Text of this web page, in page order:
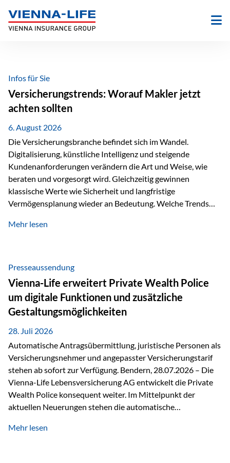
Inhalt
springen
Infos für Sie
Versicherungstrends: Worauf Makler jetzt
achten sollten
6. August 2026
Die Versicherungsbranche befindet sich im Wandel.
Digitalisierung, künstliche Intelligenz und steigende
Kundenanforderungen verändern die Art und Weise, wie
beraten und vorgesorgt wird. Gleichzeitig gewinnen
klassische Werte wie Sicherheit und langfristige
Vermögensplanung wieder an Bedeutung. Welche Trends
Blick behalten? Digitalisierung und KI verändern die
administrative Aufgaben, beschleunigen Abläufe und
schaffen mehr Zeit für das Wesentliche: die persönliche
Beratung. Gerade deshalb wird die individuelle Betreuung
zum entscheidenden Erfolgsfaktor. Technologie kann
unterstützen, Vertrauen entsteht jedoch weiterhin im
persönlichen Gespräch. Bei der Vienna-Life reagieren…
Mehr lesen
Presseaussendung
Vienna-Life erweitert Private Wealth Police
um digitale Funktionen und zusätzliche
Gestaltungsmöglichkeiten
28. Juli 2026
Automatische Antragsübermittlung, juristische Personen als
Versicherungsnehmer und angepasster Versicherungstarif
stehen ab sofort zur Verfügung. Bendern, 28.07.2026 – Die
Vienna-Life Lebensversicherung AG entwickelt die Private
Wealth Police konsequent weiter. Im Mittelpunkt der
aktuellen Neuerungen stehen die automatische
als Versicherungsnehmer einzusetzen, sowie eine
Mehr lesen